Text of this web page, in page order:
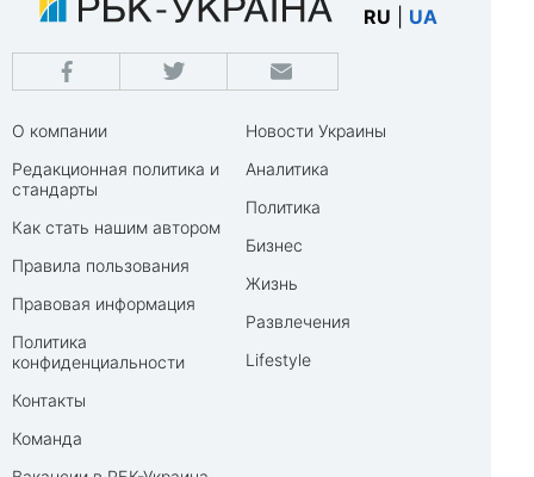
RU UA
О компании
Редакционная политика и
стандарты
Как стать нашим автором
Правила пользования
Правовая информация
Политика
конфиденциальности
Контакты
Команда
Новости Украины
Аналитика
Политика
Бизнес
Жизнь
Развлечения
Lifestyle